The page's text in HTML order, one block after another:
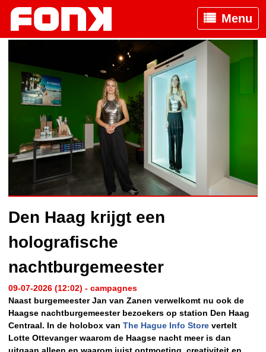
Menu
Den Haag krijgt een
holografische
nachtburgemeester
09-07-2026 (12:02) - campagnes
Naast burgemeester Jan van Zanen verwelkomt nu ook de
Haagse nachtburgemeester bezoekers op station Den Haag
Centraal. In de holobox van The Hague Info Store vertelt
Lotte Ottevanger waarom de Haagse nacht meer is dan